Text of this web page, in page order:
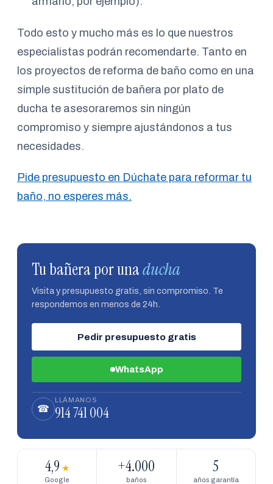
Todo esto y mucho más es lo que nuestros
especialistas podrán recomendarte. Tanto en
los proyectos de reforma de baño como en una
simple sustitución de bañera por plato de
ducha te asesoraremos sin ningún
compromiso y siempre ajustándonos a tus
necesidades.
Pide presupuesto en Dúchate para reformar tu
baño, no esperes más.
Tu bañera por unaducha
Visita y presupuesto gratis, sin compromiso. Te
respondemos en menos de 24h.
Pedir presupuesto gratis
WhatsApp
☎
LLÁMANOS
914 741 004
4,9 ★
Google
+4.000
baños
5
años garantía